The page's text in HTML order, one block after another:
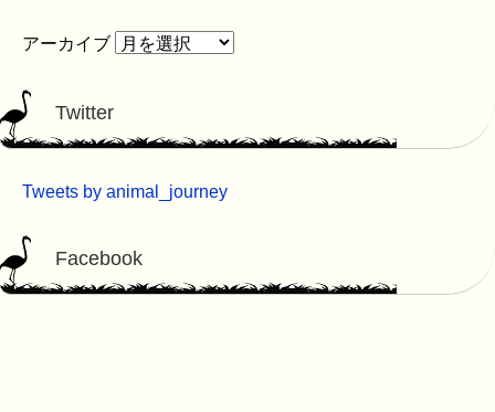
アーカイブ
Twitter
Tweets by animal_journey
Facebook